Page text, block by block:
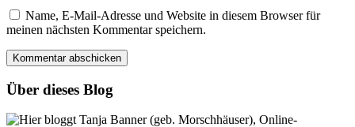
Name, E-Mail-Adresse und Website in diesem Browser für
meinen nächsten Kommentar speichern.
Über dieses Blog
Hier bloggt Tanja Banner (geb. Morschhäuser), Online-